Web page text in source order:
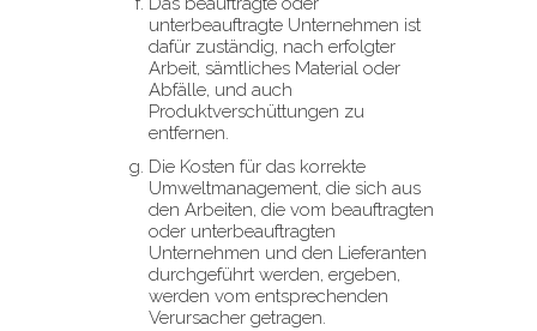
unterbeauftragte Unternehmen ist
dafür zuständig, nach erfolgter
Arbeit, sämtliches Material oder
Abfälle, und auch
Produktverschüttungen zu
entfernen.
Die Kosten für das korrekte
Umweltmanagement, die sich aus
den Arbeiten, die vom beauftragten
oder unterbeauftragten
Unternehmen und den Lieferanten
durchgeführt werden, ergeben,
werden vom entsprechenden
Verursacher getragen.